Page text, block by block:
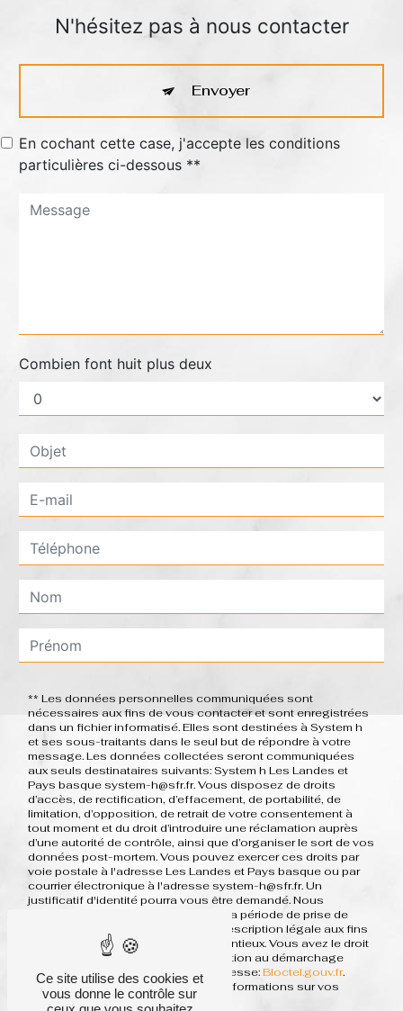
N'hésitez pas à nous contacter
Combien font huit plus deux
En cochant cette case, j'accepte les conditions
particulières ci-dessous **
Envoyer
** Les données personnelles communiquées sont
nécessaires aux fins de vous contacter et sont enregistrées
dans un fichier informatisé. Elles sont destinées à System h
et ses sous-traitants dans le seul but de répondre à votre
message. Les données collectées seront communiquées
aux seuls destinataires suivants: System h Les Landes et
Pays basque system-h@sfr.fr. Vous disposez de droits
d’accès, de rectification, d’effacement, de portabilité, de
limitation, d’opposition, de retrait de votre consentement à
tout moment et du droit d’introduire une réclamation auprès
d’une autorité de contrôle, ainsi que d’organiser le sort de vos
données post-mortem. Vous pouvez exercer ces droits par
voie postale à l'adresse Les Landes et Pays basque ou par
courrier électronique à l'adresse system-h@sfr.fr. Un
justificatif d'identité pourra vous être demandé. Nous
conservons vos données pendant la période de prise de
contact puis pendant la durée de prescription légale aux fins
probatoires et de gestion des contentieux. Vous avez le droit
de vous inscrire sur la liste d'opposition au démarchage
téléphonique, disponible à cette adresse:Bloctel.gouv.fr.
Consultez le site cnil.fr pour plus d’informations sur vos
droits.
Ce site utilise des cookies et
vous donne le contrôle sur